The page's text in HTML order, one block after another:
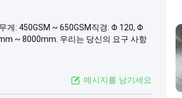
게: 450GSM ~ 650GSM직경: Φ 120, Φ
~ 8000mm. 우리는 당신의 요구 사항
메시지를 남기세요